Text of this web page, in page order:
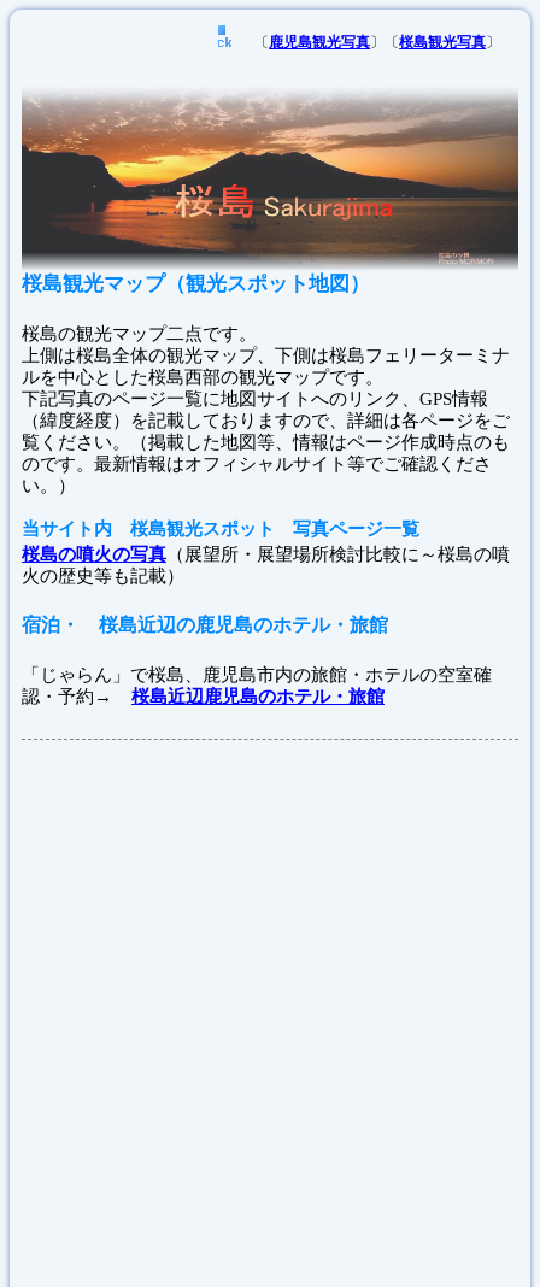
〔 鹿児島観光写真〕〔桜島観光写真〕
桜島観光マップ（観光スポット地図）
桜島の観光マップ二点です。
上側は桜島全体の観光マップ、下側は桜島フェリーターミナ
ルを中心とした桜島西部の観光マップです。
下記写真のページ一覧に地図サイトへのリンク、GPS情報
（緯度経度）を記載しておりますので、詳細は各ページをご
覧ください。（掲載した地図等、情報はページ作成時点のも
のです。最新情報はオフィシャルサイト等でご確認くださ
い。）
当サイト内 桜島観光スポット 写真ページ一覧
桜島の噴火の写真 （展望所・展望場所検討比較に～桜島の噴
火の歴史等も記載）
宿泊・ 桜島近辺の鹿児島のホテル・旅館
「じゃらん」で桜島、鹿児島市内の旅館・ホテルの空室確
認・予約→ 桜島近辺鹿児島のホテル・旅館